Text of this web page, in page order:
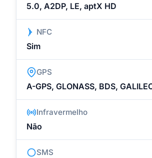
5.0, A2DP, LE, aptX HD
NFC
Sim
GPS
A-GPS, GLONASS, BDS,
Infravermelho
Não
SMS